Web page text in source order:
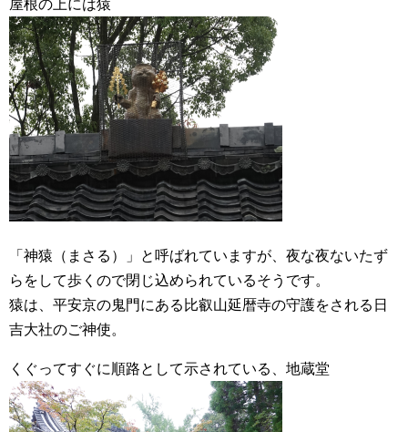
屋根の上には猿
「神猿（まさる）」と呼ばれていますが、夜な夜ないたず
らをして歩くので閉じ込められているそうです。
猿は、平安京の鬼門にある比叡山延暦寺の守護をされる日
吉大社のご神使。
くぐってすぐに順路として示されている、地蔵堂